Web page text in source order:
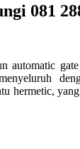
081
automatic
hermetic,